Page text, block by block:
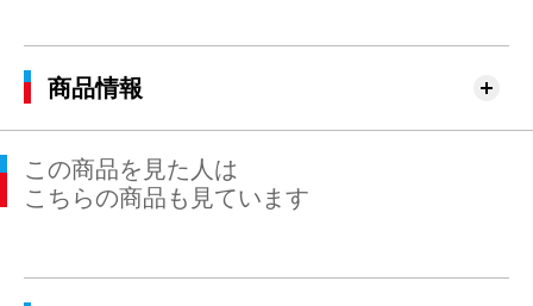
商品情報
この商品を見た人は
こちらの商品も見ています